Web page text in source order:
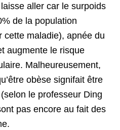
aller car le surpoids
de la population
cette maladie), apnée du
augmente le risque
Malheureusement,
obèse signifait être
le professeur Ding
pas encore au fait des